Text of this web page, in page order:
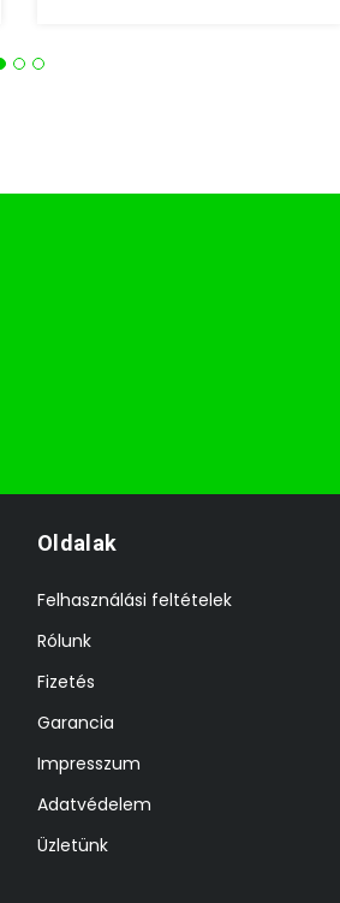
Oldalak
Felhasználási feltételek
Rólunk
Fizetés
Garancia
Impresszum
Adatvédelem
Üzletünk